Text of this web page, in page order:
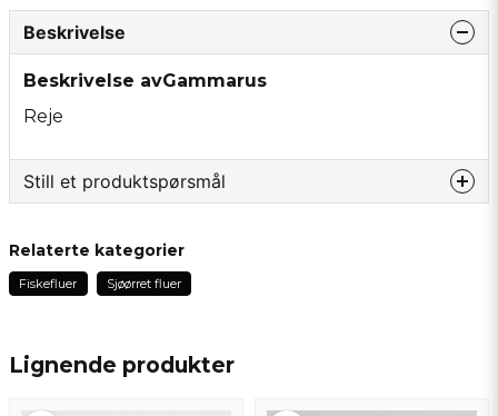
Lignende produkter
Beskrivelse
Beskrivelse avGammarus
Reje
Still et produktspørsmål
Spør oss om noe om dette produktet...
Navn
Relaterte kategorier
Fiskefluer Sjøørret fluer